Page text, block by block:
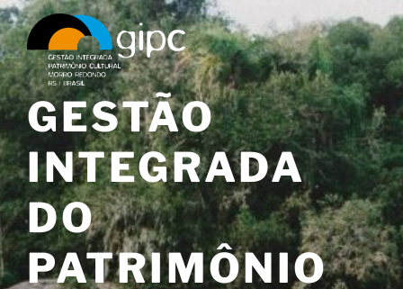
Pular
para
o
conteúdo
GESTÃO
INTEGRADA
DO
PATRIMÔNIO